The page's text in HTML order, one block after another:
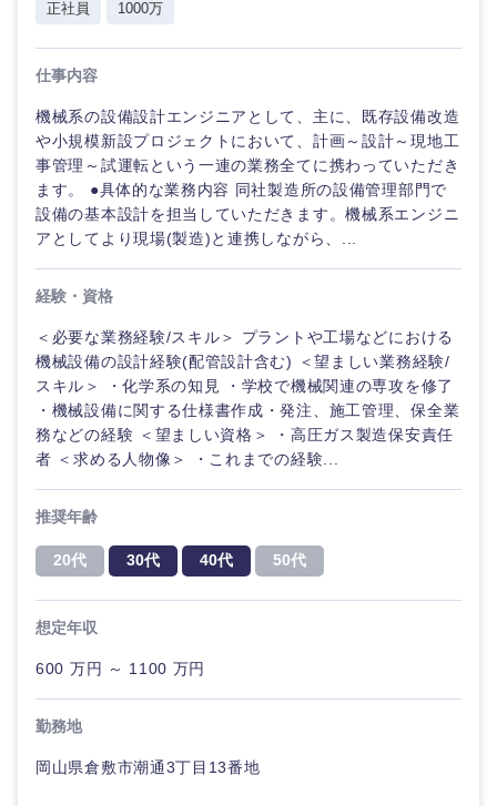
東海地方
岐阜県
正社員 1000万
仕事内容
機械系の設備設計エンジニアとして、主に、既存設備改造
や小規模新設プロジェクトにおいて、計画～設計～現地工
事管理～試運転という一連の業務全てに携わっていただき
ます。 ●具体的な業務内容 同社製造所の設備管理部門で
設備の基本設計を担当していただきます。機械系エンジニ
アとしてより現場(製造)と連携しながら、...
経験・資格
＜必要な業務経験/スキル＞ プラントや工場などにおける
機械設備の設計経験(配管設計含む) ＜望ましい業務経験/
スキル＞ ・化学系の知見 ・学校で機械関連の専攻を修了
・機械設備に関する仕様書作成・発注、施工管理、保全業
務などの経験 ＜望ましい資格＞ ・高圧ガス製造保安責任
者 ＜求める人物像＞ ・これまでの経験...
推奨年齢
20代 30代 40代 50代
想定年収
600 万円 ～ 1100 万円
勤務地
岡山県倉敷市潮通3丁目13番地